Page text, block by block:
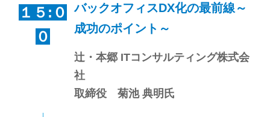
１５:０
０
バックオフィスDX化の最前線～
成功のポイント～
辻・本郷 ITコンサルティング株式会
社
取締役 菊池 典明 氏